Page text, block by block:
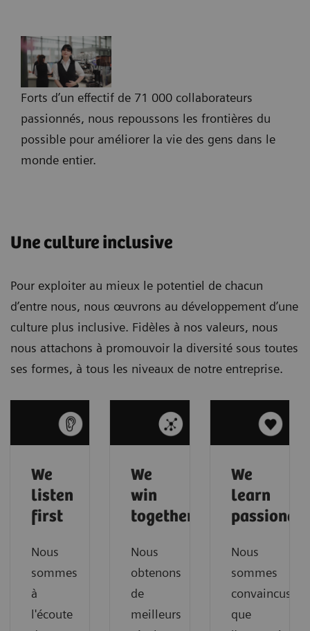
Forts d’un effectif de 71 000 collaborateurs
passionnés, nous repoussons les frontières du
possible pour améliorer la vie des gens dans le
monde entier.
Une culture inclusive
Pour exploiter au mieux le potentiel de chacun
d’entre nous, nous œuvrons au développement d’une
culture plus inclusive. Fidèles à nos valeurs, nous
nous attachons à promouvoir la diversité sous toutes
ses formes, à tous les niveaux de notre entreprise.
We
listen
first
Nous
sommes
à
l'écoute
We
win
together
Nous
obtenons
de
meilleurs
We
learn
Nous
sommes
convaincus
que